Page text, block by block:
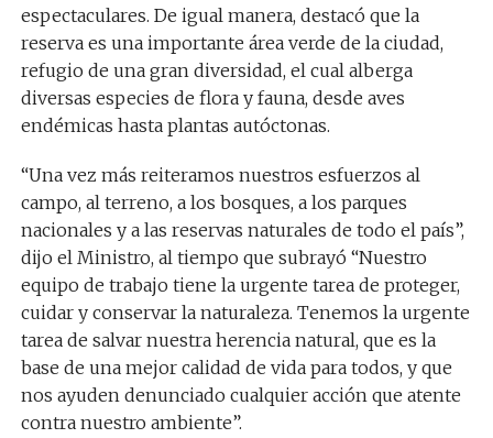
espectaculares. De igual manera, destacó que la
reserva es una importante área verde de la ciudad,
refugio de una gran diversidad, el cual alberga
diversas especies de flora y fauna, desde aves
endémicas hasta plantas autóctonas.
“Una vez más reiteramos nuestros esfuerzos al
campo, al terreno, a los bosques, a los parques
nacionales y a las reservas naturales de todo el país”,
dijo el Ministro, al tiempo que subrayó “Nuestro
equipo de trabajo tiene la urgente tarea de proteger,
cuidar y conservar la naturaleza. Tenemos la urgente
tarea de salvar nuestra herencia natural, que es la
base de una mejor calidad de vida para todos, y que
nos ayuden denunciado cualquier acción que atente
contra nuestro ambiente”.